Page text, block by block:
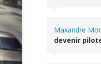
Maxandre
devenir